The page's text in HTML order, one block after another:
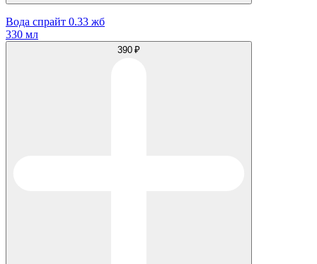
Вода спрайт 0.33 жб
330 мл
390 ₽